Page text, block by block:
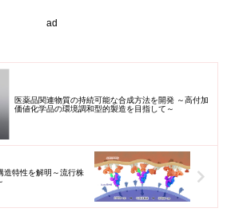
れ...
ad
医薬品関連物質の持続可能な合成方法を開発 ～高付加
価値化学品の環境調和型的製造を目指して～
造特性を解明～流行株